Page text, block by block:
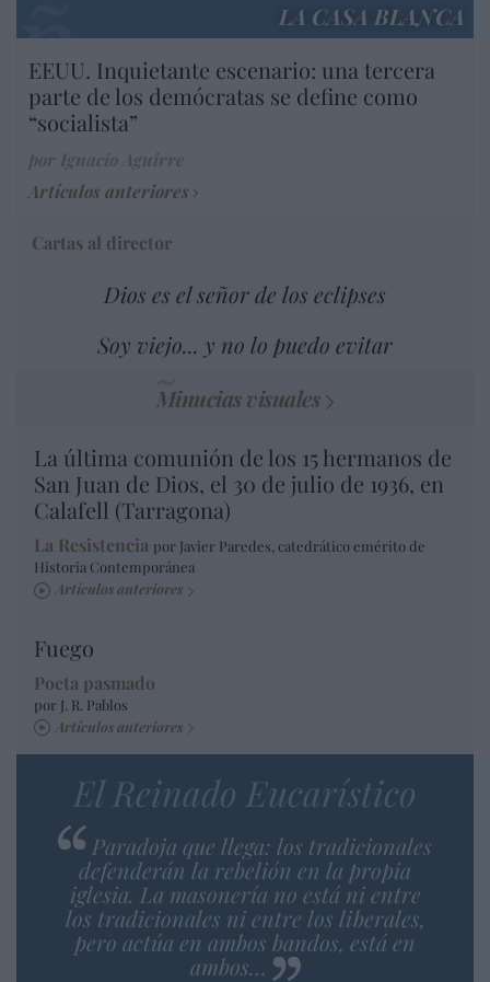
LA CASA BLANCA
EEUU. Inquietante escenario: una tercera
parte de los demócratas se define como
“socialista”
Artículos anteriores
Cartas al director
Dios es el señor de los eclipses
Soy viejo... y no lo puedo evitar
Minucias visuales
La última comunión de los 15 hermanos de
San Juan de Dios, el 30 de julio de 1936, en
Calafell (Tarragona)
La Resistencia por Javier Paredes, catedrático emérito de
Historia Contemporánea
Artículos anteriores
Fuego
Poeta pasmado
por J. R. Pablos
Artículos anteriores
El Reinado Eucarístico
Paradoja que llega: los tradicionales
defenderán la rebelión en la propia
iglesia. La masonería no está ni entre
los tradicionales ni entre los liberales,
pero actúa en ambos bandos, está en
ambos…